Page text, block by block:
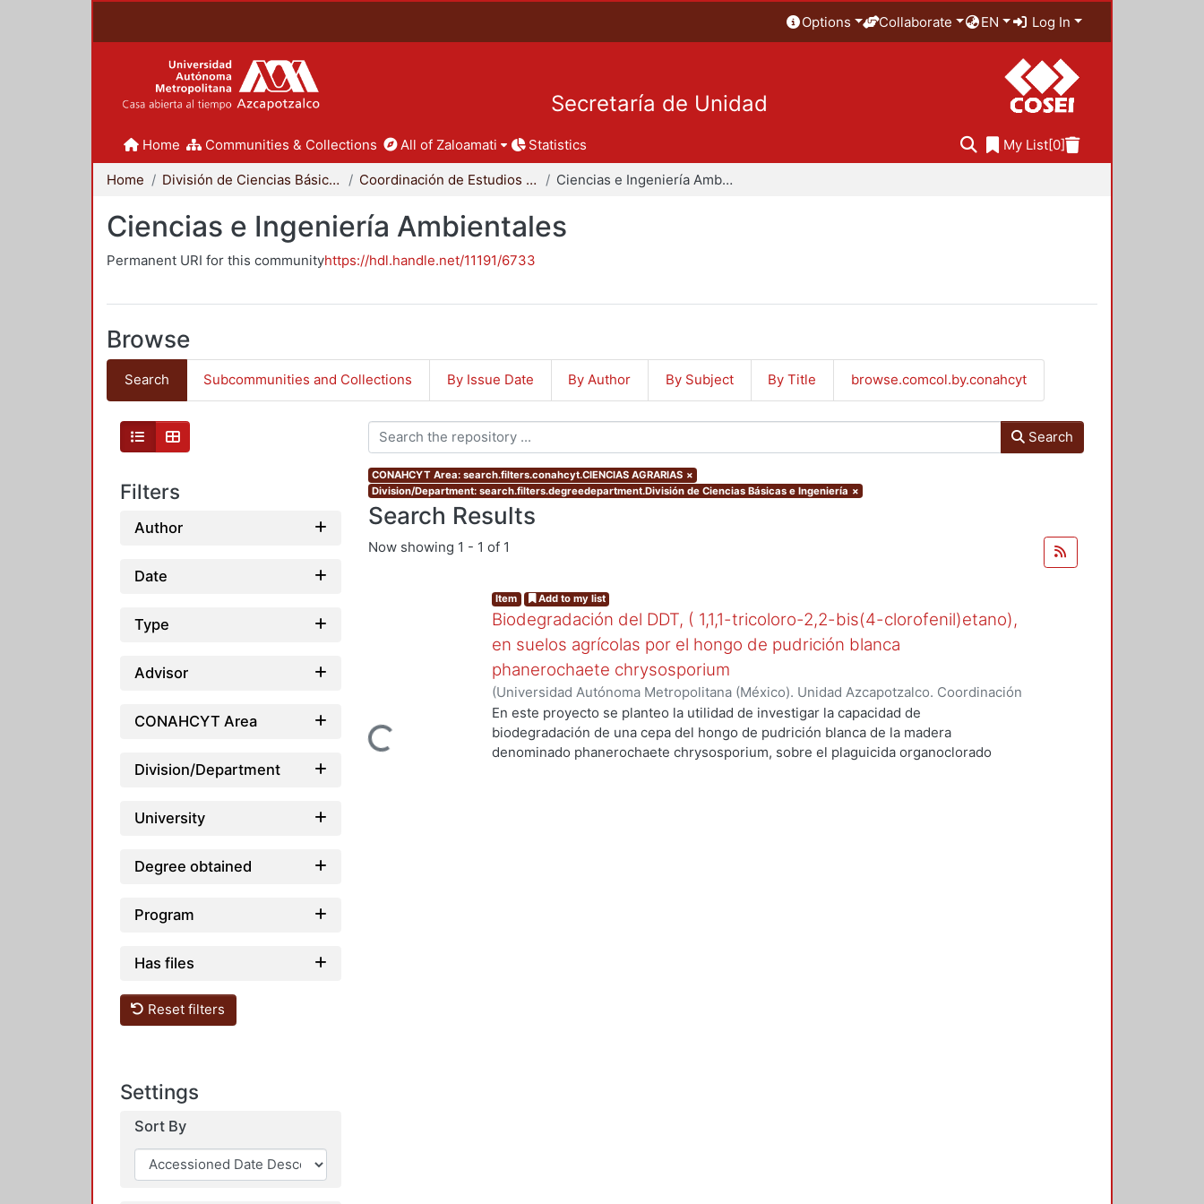
Options Collaborate EN Log In
Secretaría de Unidad
Home Communities & Collections All of Zaloamati Statistics My List[0]
Home División de Ciencias Básicas e Ingeniería Coordinación de Estudios de Posgrado - CBI Ciencias e Ingeniería Ambientales
Ciencias e Ingeniería Ambientales
Permanent URI for this communityhttps://hdl.handle.net/11191/6733
Browse
Search Subcommunities and Collections By Issue Date By Author By Subject By Title browse.comcol.by.conahcyt
Filters
Author
Date
Type
Advisor
CONAHCYT Area
Division/Department
University
Degree obtained
Program
Has files
Reset filters
Settings
Sort By
Search
CONAHCYT Area: search.filters.conahcyt.CIENCIAS AGRARIAS ×
Division/Department: search.filters.degreedepartment.División de Ciencias Básicas e Ingeniería ×
Search Results
Now showing 1 - 1 of 1
Loading...
Item Add to my list
Biodegradación del DDT, ( 1,1,1-tricoloro-2,2-bis(4-clorofenil)etano),
en suelos agrícolas por el hongo de pudrición blanca
phanerochaete chrysosporium
(Universidad Autónoma Metropolitana (México). Unidad Azcapotzalco. Coordinación
de Servicios de Información. ,2003-06 )Cruz Colín, María del Rocío
En este proyecto se planteo la utilidad de investigar la capacidad de
biodegradación de una cepa del hongo de pudrición blanca de la madera
denominado phanerochaete chrysosporium, sobre el plaguicida organoclorado